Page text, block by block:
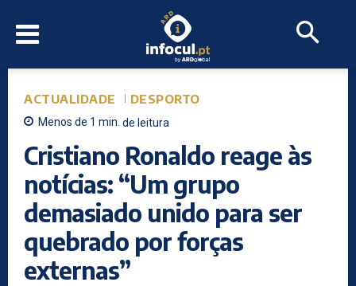
ACTUALIDADE DESPORTO
Menos de 1 min. de leitura
Cristiano Ronaldo reage às
notícias: “Um grupo
demasiado unido para ser
quebrado por forças
externas”